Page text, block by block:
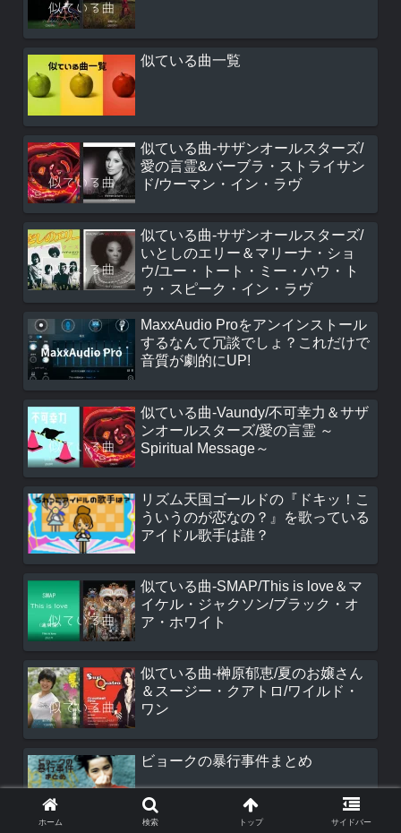
似ている曲一覧
似ている曲-サザンオールスターズ/
愛の言霊&バーブラ・ストライサン
ド/ウーマン・イン・ラヴ
似ている曲-サザンオールスターズ/
いとしのエリー＆マリーナ・ショ
ウ/ユー・トート・ミー・ハウ・ト
ゥ・スピーク・イン・ラヴ
MaxxAudio Proをアンインストール
するなんて冗談でしょ？これだけで
音質が劇的にUP!
似ている曲-Vaundy/不可幸力＆サザ
ンオールスターズ/愛の言霊 ～
Spiritual Message～
リズム天国ゴールドの『ドキッ！こ
ういうのが恋なの？』を歌っている
アイドル歌手は誰？
似ている曲-SMAP/This is love＆マ
イケル・ジャクソン/ブラック・オ
ア・ホワイト
似ている曲-榊原郁恵/夏のお嬢さん
＆スージー・クアトロ/ワイルド・
ワン
ビョークの暴行事件まとめ
ホーム 検索 トップ サイドバー